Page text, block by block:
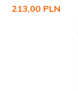
213,00 PLN